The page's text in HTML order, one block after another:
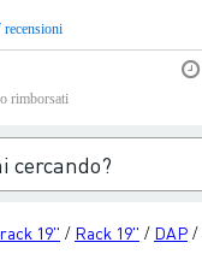
recensioni
rimborsati
19'' / Rack 19'' / DAP /